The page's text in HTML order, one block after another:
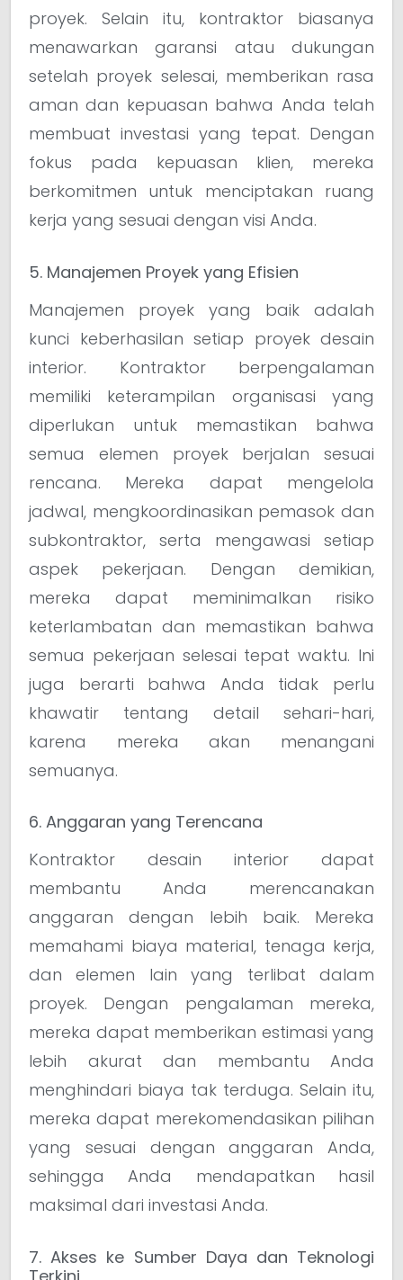
proyek. Selain itu, kontraktor biasanya
menawarkan garansi atau dukungan
setelah proyek selesai, memberikan rasa
aman dan kepuasan bahwa Anda telah
membuat investasi yang tepat. Dengan
fokus pada kepuasan klien, mereka
berkomitmen untuk menciptakan ruang
kerja yang sesuai dengan visi Anda.
5. Manajemen Proyek yang Efisien
Manajemen proyek yang baik adalah
kunci keberhasilan setiap proyek desain
interior. Kontraktor berpengalaman
memiliki keterampilan organisasi yang
diperlukan untuk memastikan bahwa
semua elemen proyek berjalan sesuai
rencana. Mereka dapat mengelola
jadwal, mengkoordinasikan pemasok dan
subkontraktor, serta mengawasi setiap
aspek pekerjaan. Dengan demikian,
mereka dapat meminimalkan risiko
keterlambatan dan memastikan bahwa
semua pekerjaan selesai tepat waktu. Ini
juga berarti bahwa Anda tidak perlu
khawatir tentang detail sehari-hari,
karena mereka akan menangani
semuanya.
6. Anggaran yang Terencana
Kontraktor desain interior dapat
membantu Anda merencanakan
anggaran dengan lebih baik. Mereka
memahami biaya material, tenaga kerja,
dan elemen lain yang terlibat dalam
proyek. Dengan pengalaman mereka,
mereka dapat memberikan estimasi yang
lebih akurat dan membantu Anda
menghindari biaya tak terduga. Selain itu,
mereka dapat merekomendasikan pilihan
yang sesuai dengan anggaran Anda,
sehingga Anda mendapatkan hasil
maksimal dari investasi Anda.
7. Akses ke Sumber Daya dan Teknologi